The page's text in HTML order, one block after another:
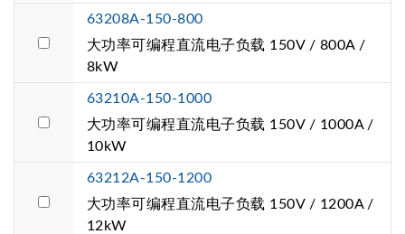
63208A-150-800
大功率可编程直流电子负载 150V / 800A /
8kW
63210A-150-1000
大功率可编程直流电子负载 150V / 1000A /
10kW
63212A-150-1200
大功率可编程直流电子负载 150V / 1200A /
12kW